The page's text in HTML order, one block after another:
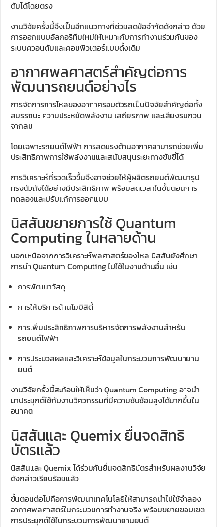
ตัมได้โดยตรง
งานวิจัยครั้งนี้จึงเป็นอีกแนวทางที่ช่วยลดข้อจำกัดดังกล่าว ด้วย
การออกแบบอัลกอริทึมใหม่ให้เหมาะกับการทำงานร่วมกันของ
ระบบควอนตัมและคอมพิวเตอร์แบบดั้งเดิม
อากาศพลศาสตร์สำคัญต่อการ
พัฒนารถยนต์อย่างไร
การจัดการการไหลของอากาศรอบตัวรถเป็นปัจจัยสำคัญต่อทั้ง
สมรรถนะ ความประหยัดพลังงาน เสถียรภาพ และเสียงรบกวน
จากลม
โดยเฉพาะรถยนต์ไฟฟ้า การลดแรงต้านอากาศสามารถช่วยเพิ่ม
ประสิทธิภาพการใช้พลังงานและสนับสนุนระยะทางขับขี่ได้
การวิเคราะห์ที่รวดเร็วขึ้นจึงอาจช่วยให้ผู้ผลิตรถยนต์พัฒนารูป
ทรงตัวถังได้อย่างมีประสิทธิภาพ พร้อมลดเวลาในขั้นตอนการ
ทดลองและปรับแก้การออกแบบ
นิสสันขยายการใช้ Quantum
Computing ในหลายด้าน
นอกเหนือจากการวิเคราะห์พลศาสตร์ของไหล นิสสันยังศึกษา
การนำ Quantum Computing ไปใช้ในงานด้านอื่น เช่น
การพัฒนาวัสดุ
การให้บริการด้านโมบิลิตี้
การเพิ่มประสิทธิภาพการบริหารจัดการพลังงานสำหรับ
รถยนต์ไฟฟ้า
การประมวลผลและวิเคราะห์ข้อมูลในกระบวนการพัฒนายาน
ยนต์
งานวิจัยครั้งนี้สะท้อนให้เห็นว่า Quantum Computing อาจนำ
มาประยุกต์ใช้กับงานวิศวกรรมที่มีความซับซ้อนสูงได้มากขึ้นใน
อนาคต
นิสสันและ Quemix ยื่นจดสิทธิ
บัตรแล้ว
นิสสันและ Quemix ได้ร่วมกันยื่นจดสิทธิบัตรสำหรับผลงานวิจัย
ดังกล่าวเรียบร้อยแล้ว
ขั้นตอนต่อไปคือการพัฒนาเทคโนโลยีให้สามารถนำไปใช้จำลอง
อากาศพลศาสตร์ในกระบวนการทำงานจริง พร้อมขยายขอบเขต
การประยุกต์ใช้ในกระบวนการพัฒนายานยนต์